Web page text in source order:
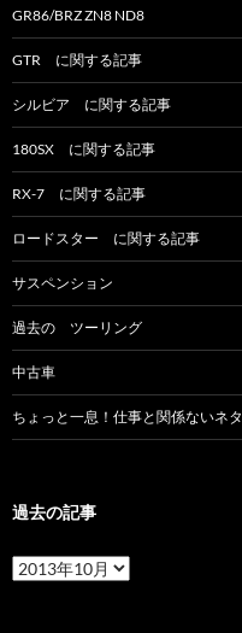
GR86/BRZ ZN8 ND8
GTR に関する記事
シルビア に関する記事
180SX に関する記事
RX-7 に関する記事
ロードスター に関する記事
サスペンション
過去の ツーリング
中古車
ちょっと一息！仕事と関係ないネタ
過去の記事
過
去